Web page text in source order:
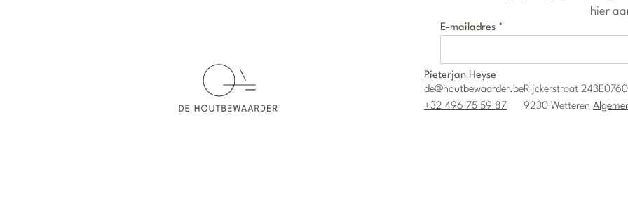
hier
E-mailadres *
Pieterjan Heyse
de@houtbewaarder.be
+32 496 75 59 87
Rijckerstraat 24
9230 Wetteren